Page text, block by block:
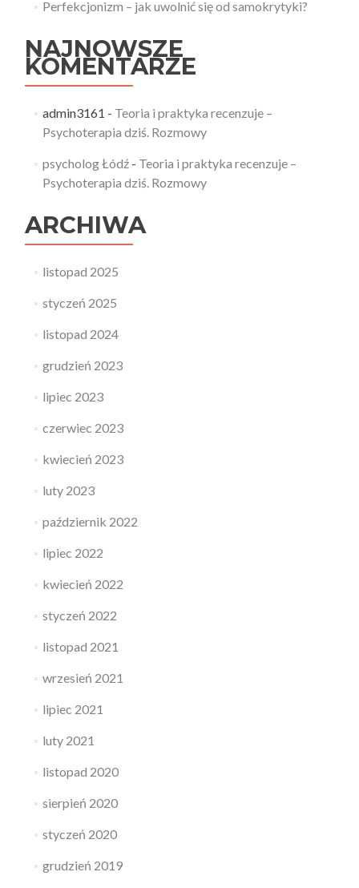
Perfekcjonizm – jak uwolnić się od samokrytyki?
NAJNOWSZE
KOMENTARZE
admin3161 - Teoria i praktyka recenzuje –
Psychoterapia dziś. Rozmowy
psycholog Łódź- Teoria i praktyka recenzuje –
Psychoterapia dziś. Rozmowy
ARCHIWA
listopad 2025
styczeń 2025
listopad 2024
grudzień 2023
lipiec 2023
czerwiec 2023
kwiecień 2023
luty 2023
październik 2022
lipiec 2022
kwiecień 2022
styczeń 2022
listopad 2021
wrzesień 2021
lipiec 2021
luty 2021
listopad 2020
sierpień 2020
styczeń 2020
grudzień 2019